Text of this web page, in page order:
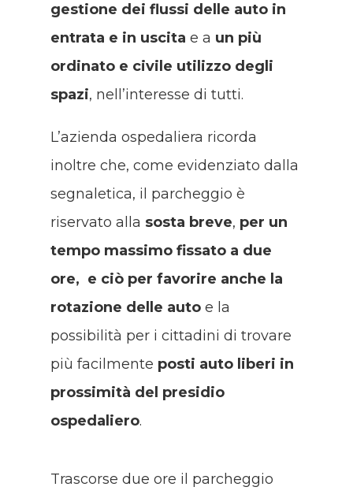
gestione dei flussi delle auto in
entrata e in uscita e a un più
ordinato e civile utilizzo degli
spazi, nell’interesse di tutti.
L’azienda ospedaliera ricorda
inoltre che, come evidenziato dalla
segnaletica, il parcheggio è
riservato alla sosta breve, per un
tempo massimo fissato a due
ore, e ciò per favorire anche la
rotazione delle auto e la
possibilità per i cittadini di trovare
più facilmente posti auto liberi in
prossimità del presidio
ospedaliero.
Trascorse due ore il parcheggio